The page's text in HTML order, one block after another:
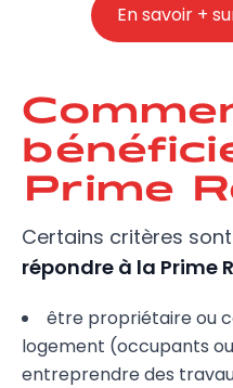
En savoir +
Prime
Certains critères
répondre à la Prime
être propriétaire ou
logement (occupants
entreprendre des